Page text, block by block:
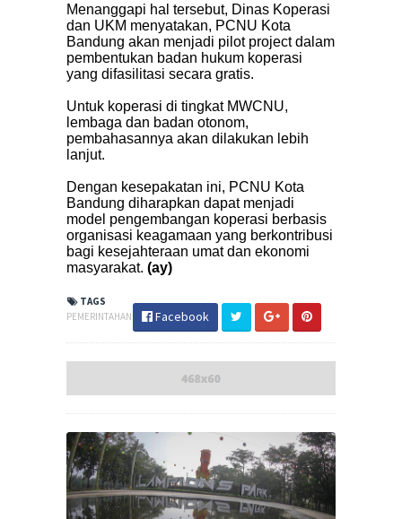
Menanggapi hal tersebut, Dinas Koperasi
dan UKM menyatakan, PCNU Kota
Bandung akan menjadi pilot project dalam
pembentukan badan hukum koperasi
yang difasilitasi secara gratis.
Untuk koperasi di tingkat MWCNU,
lembaga dan badan otonom,
pembahasannya akan dilakukan lebih
lanjut.
Dengan kesepakatan ini, PCNU Kota
Bandung diharapkan dapat menjadi
model pengembangan koperasi berbasis
organisasi keagamaan yang berkontribusi
bagi kesejahteraan umat dan ekonomi
masyarakat. (ay)
TAGS
PEMERINTAHAN
Facebook